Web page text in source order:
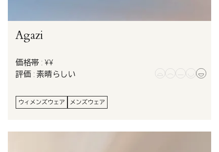
Agazi
価格帯 : ¥¥
評価 : 素晴らしい
ウィメンズウェア メンズウェア